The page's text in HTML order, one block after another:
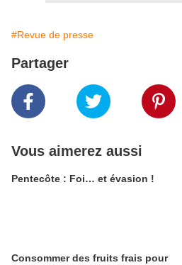
#Revue de presse
Partager
Vous aimerez aussi
Pentecôte : Foi… et évasion !
Consommer des fruits frais pour